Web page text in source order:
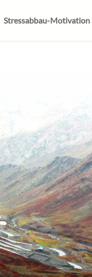
Stressabbau-Motivation